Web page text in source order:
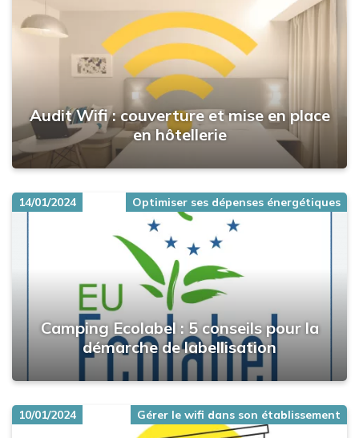
Audit Wifi : couverture et mise en place
en hôtellerie
Camping Ecolabel : 5 conseils pour la
démarche de labellisation
14/01/2024 Optimiser ses dépenses énergétiques
10/01/2024 Gérer le wifi dans son établissement